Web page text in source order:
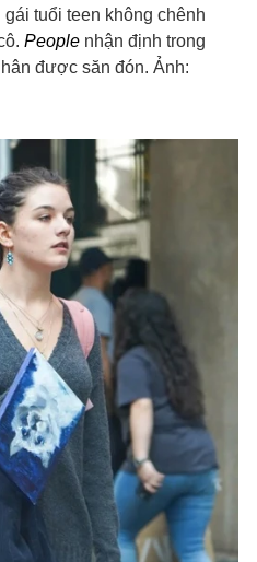
tuổi teen không chênh
People nhận định trong
được săn đón. Ảnh: